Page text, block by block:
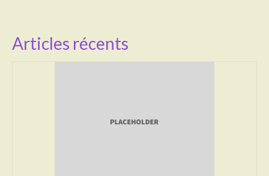
CONSEILLER NUMERIQUE
Articles récents